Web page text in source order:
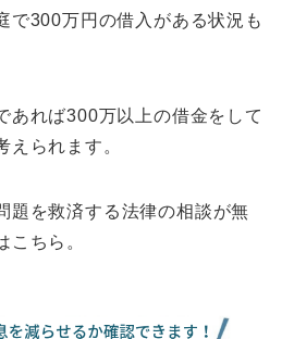
で300万円の借入がある状況も
あれば300万以上の借金をして
えられます。
題を救済する法律の相談が無
こちら。